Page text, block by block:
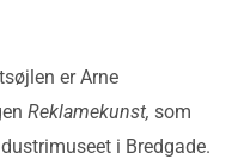
er Arne
Reklamekunst, som
i Bredgade.